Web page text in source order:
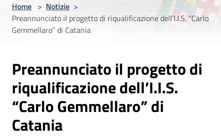
Home > Notizie >
Preannunciato il progetto di riqualificazione dell’I.I.S. “Carlo
Gemmellaro” di Catania
Preannunciato il progetto di
riqualificazione dell’I.I.S.
“Carlo Gemmellaro” di
Catania